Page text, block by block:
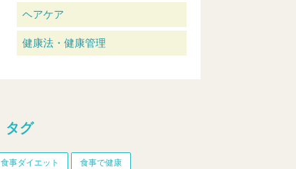
ヘアケア
健康法・健康管理
タグ
食事ダイエット 食事で健康